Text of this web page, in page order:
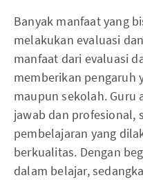
Banyak manfaat yang
melakukan evaluasi
manfaat dari evaluasi
memberikan pengaruh
maupun sekolah. Guru
jawab dan profesional,
pembelajaran yang
berkualitas. Dengan
dalam belajar,